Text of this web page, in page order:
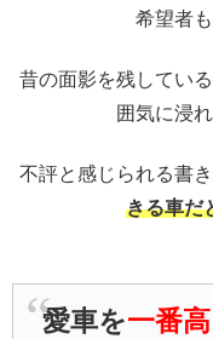
希望者
昔の面影を残してい
囲気に浸
不評と感じられる書
きる車だ
愛車を一番